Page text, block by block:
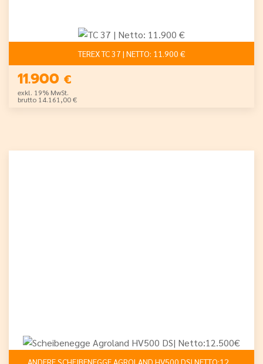
TEREX TC 37 | NETTO: 11.900 €
11.900 €
exkl. 19% MwSt.
brutto 14.161,00 €
ANDERE SCHEIBENEGGE AGROLAND HV500 DS| NETTO:12.500€